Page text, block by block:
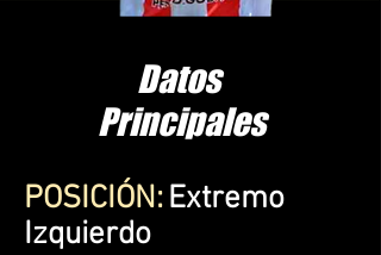
Datos
Principales
POSICIÓN:Extremo
Izquierdo